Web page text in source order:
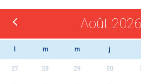
Août 2026
m m j
27 28 29 30